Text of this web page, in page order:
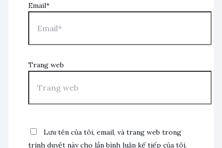
Email*
Trang web
Lưu tên của tôi, email, và trang web trong
trình duyệt này cho lần bình luận kế tiếp của tôi.